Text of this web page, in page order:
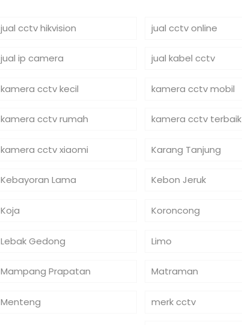
jual cctv hikvision jual cctv online
jual ip camera jual kabel cctv
kamera cctv kecil kamera cctv mobil
kamera cctv rumah kamera cctv terbaik
kamera cctv xiaomi Karang Tanjung
Kebayoran Lama Kebon Jeruk
Koja Koroncong
Lebak Gedong Limo
Mampang Prapatan Matraman
Menteng merk cctv